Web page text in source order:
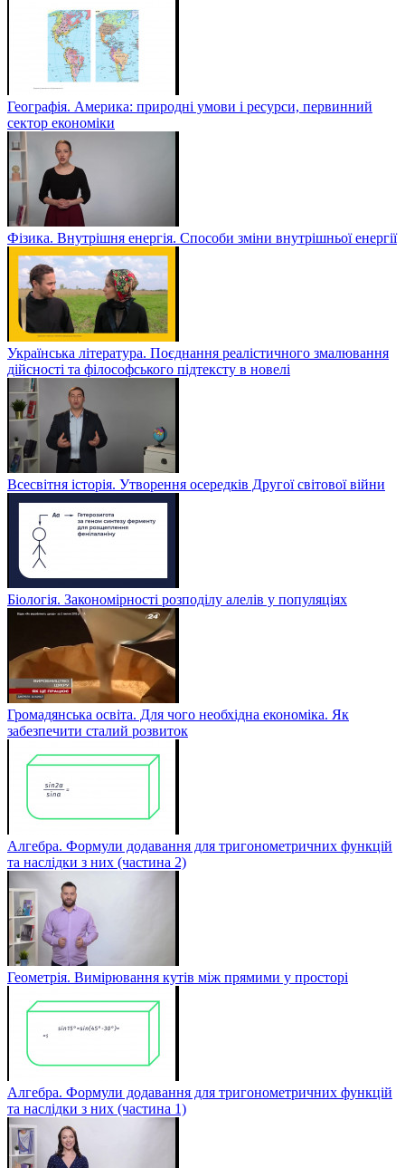
Географія. Америка: природні умови і ресурси, первинний
сектор економіки
Фізика. Внутрішня енергія. Способи зміни внутрішньої енергії
Українська література. Поєднання реалістичного змалювання
дійсності та філософського підтексту в новелі
Всесвітня історія. Утворення осередків Другої світової війни
Біологія. Закономірності розподілу алелів у популяціях
Громадянська освіта. Для чого необхідна економіка. Як
забезпечити сталий розвиток
Алгебра. Формули додавання для тригонометричних функцій
та наслідки з них (частина 2)
Геометрія. Вимірювання кутів між прямими у просторі
Алгебра. Формули додавання для тригонометричних функцій
та наслідки з них (частина 1)